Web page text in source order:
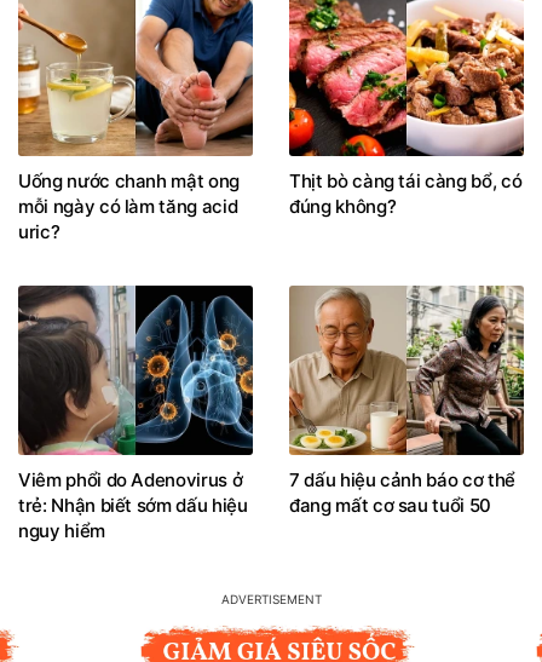
Uống nước chanh mật ong
mỗi ngày có làm tăng acid
uric?
Thịt bò càng tái càng bổ, có
đúng không?
Viêm phổi do Adenovirus ở
trẻ: Nhận biết sớm dấu hiệu
nguy hiểm
7 dấu hiệu cảnh báo cơ thể
đang mất cơ sau tuổi 50